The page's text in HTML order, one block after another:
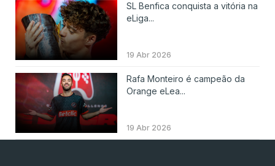
SL Benfica conquista a vitória na
eLiga...
19 Abr 2026
Rafa Monteiro é campeão da
Orange eLea...
19 Abr 2026